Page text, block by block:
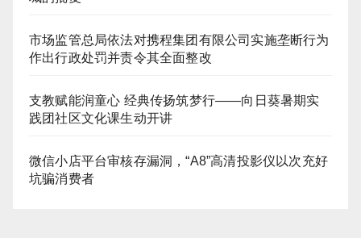
市场监管总局依法对携程集团有限公司实施垄断行为
作出行政处罚并责令其全面整改
支教赋能润童心 经典传扬筑梦行——向日葵暑期实
践团社区文化课生动开讲
微信小店平台审核存漏洞，“A8”高清投影仪以次充好
坑骗消费者